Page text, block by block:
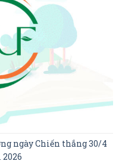
ngày Chiến thắng 30/4